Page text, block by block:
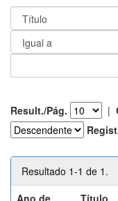
Result./Pág. |
Resultado 1-1 de 1.
Ano de
Título